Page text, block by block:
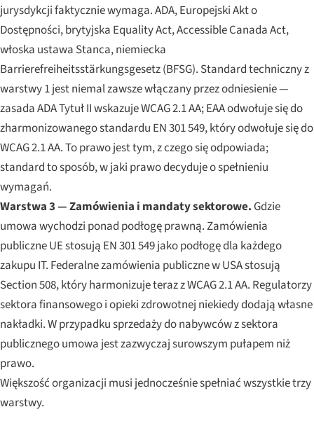
jurysdykcji faktycznie wymaga. ADA, Europejski Akt o
Dostępności, brytyjska Equality Act, Accessible Canada Act,
włoska ustawa Stanca, niemiecka
Barrierefreiheitsstärkungsgesetz(BFSG). Standard techniczny z
warstwy 1 jest niemal zawsze włączany przez odniesienie —
zasada ADA Tytuł II wskazuje WCAG 2.1 AA; EAA odwołuje się do
zharmonizowanego standardu EN 301 549, który odwołuje się do
WCAG 2.1 AA. To prawo jest tym, z czego się odpowiada;
standard to sposób, w jaki prawo decyduje o spełnieniu
wymagań.
Warstwa 3 — Zamówienia i mandaty sektorowe. Gdzie
umowa wychodzi ponad podłogę prawną. Zamówienia
publiczne UE stosują EN 301 549 jako podłogę dla każdego
zakupu IT. Federalne zamówienia publiczne w USA stosują
Section 508, który harmonizuje teraz z WCAG 2.1 AA. Regulatorzy
sektora finansowego i opieki zdrowotnej niekiedy dodają własne
nakładki. W przypadku sprzedaży do nabywców z sektora
publicznego umowa jest zazwyczaj surowszym pułapem niż
prawo.
Większość organizacji musi jednocześnie spełniać wszystkie trzy
warstwy.